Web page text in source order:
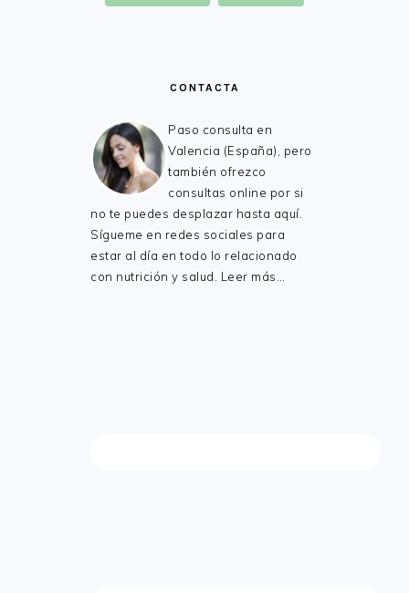
CONTACTA
Paso consulta en
Valencia (España), pero
también ofrezco
consultas online por si
no te puedes desplazar hasta aquí.
Sígueme en redes sociales para
estar al día en todo lo relacionado
con nutrición y salud. Leer más…